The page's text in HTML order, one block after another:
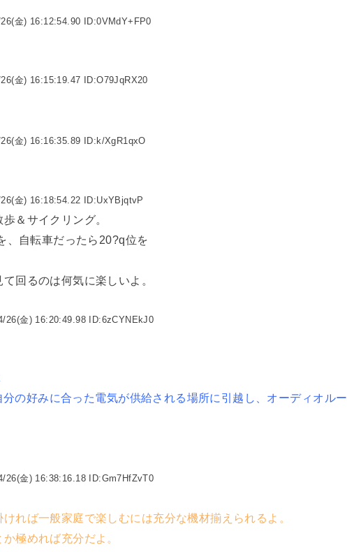
26(金) 16:12:54.90 ID:0VMdY+FP0
26(金) 16:15:19.47 ID:O79JqRX20
26(金) 16:16:35.89 ID:k/XgR1qxO
26(金) 16:18:54.22 ID:UxYBjqtvP
＆サイクリング。
、自転車だったら20?q位を
回るのは何気に楽しいよ。
26(金) 16:20:49.98 ID:6zCYNEkJ0
の好みに合った電気が供給される場所に引越し、オーディオルー
26(金) 16:38:16.18 ID:Gm7HfZvT0
れば一般家庭で楽しむには充分な機材揃えられるよ。
極めれば充分だよ。